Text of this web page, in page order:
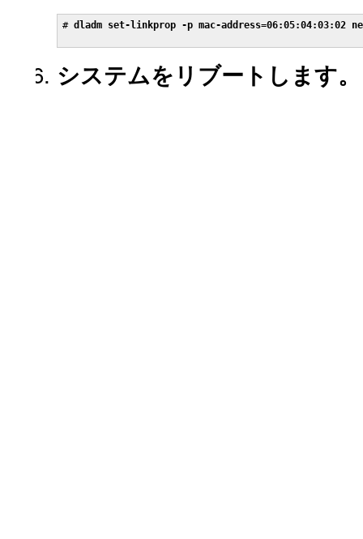
# dladm set-linkprop -p mac-address=06:05:04:03:02
システムをリブートします。